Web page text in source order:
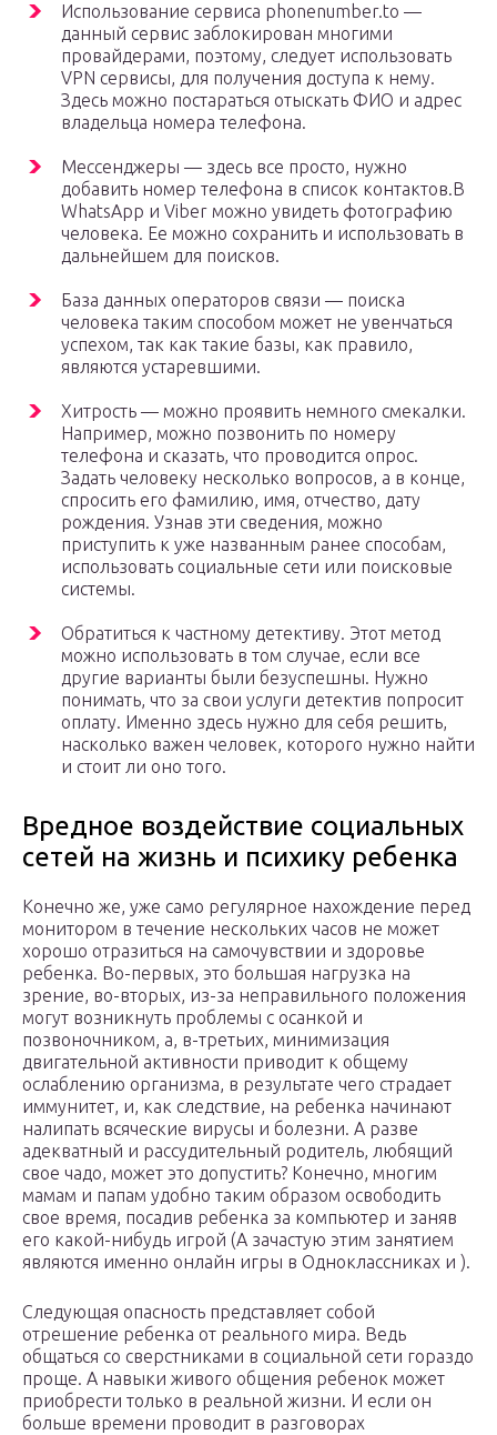
Использование сервиса phonenumber.to —
данный сервис заблокирован многими
провайдерами, поэтому, следует использовать
VPN сервисы, для получения доступа к нему.
Здесь можно постараться отыскать ФИО и адрес
владельца номера телефона.
Мессенджеры — здесь все просто, нужно
добавить номер телефона в список контактов.В
WhatsApp и Viber можно увидеть фотографию
человека. Ее можно сохранить и использовать в
дальнейшем для поисков.
База данных операторов связи — поиска
человека таким способом может не увенчаться
успехом, так как такие базы, как правило,
являются устаревшими.
Хитрость — можно проявить немного смекалки.
Например, можно позвонить по номеру
телефона и сказать, что проводится опрос.
Задать человеку несколько вопросов, а в конце,
спросить его фамилию, имя, отчество, дату
рождения. Узнав эти сведения, можно
приступить к уже названным ранее способам,
использовать социальные сети или поисковые
системы.
Обратиться к частному детективу. Этот метод
можно использовать в том случае, если все
другие варианты были безуспешны. Нужно
понимать, что за свои услуги детектив попросит
оплату. Именно здесь нужно для себя решить,
насколько важен человек, которого нужно найти
и стоит ли оно того.
Вредное воздействие социальных
сетей на жизнь и психику ребенка
Конечно же, уже само регулярное нахождение перед
монитором в течение нескольких часов не может
хорошо отразиться на самочувствии и здоровье
ребенка. Во-первых, это большая нагрузка на
зрение, во-вторых, из-за неправильного положения
могут возникнуть проблемы с осанкой и
позвоночником, а, в-третьих, минимизация
двигательной активности приводит к общему
ослаблению организма, в результате чего страдает
иммунитет, и, как следствие, на ребенка начинают
налипать всяческие вирусы и болезни. А разве
адекватный и рассудительный родитель, любящий
свое чадо, может это допустить? Конечно, многим
мамам и папам удобно таким образом освободить
свое время, посадив ребенка за компьютер и заняв
его какой-нибудь игрой (А зачастую этим занятием
являются именно онлайн игры в Одноклассниках и ).
Следующая опасность представляет собой
отрешение ребенка от реального мира. Ведь
общаться со сверстниками в социальной сети гораздо
проще. А навыки живого общения ребенок может
приобрести только в реальной жизни. И если он
больше времени проводит в разговорах